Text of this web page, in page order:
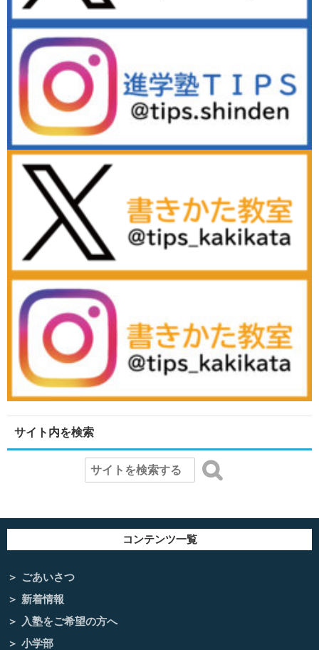
サイト内を検索
コンテンツ一覧
ごあいさつ
新着情報
入塾をご希望の方へ
小学部